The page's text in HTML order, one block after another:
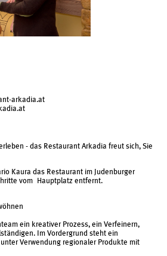
arkadia.at
- das Restaurant Arkadia freut sich, Sie
Kaura das Restaurant im Judenburger
vom Hauptplatz entfernt.
ein kreativer Prozess, ein Verfeinern,
Im Vordergrund steht ein
Verwendung regionaler Produkte mit